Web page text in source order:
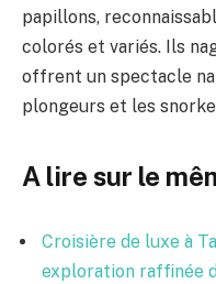
papillons,
colorés et variés. Ils
offrent un spectacle
plongeurs et les
A lire sur le
Croisière de luxe à
exploration raffinée